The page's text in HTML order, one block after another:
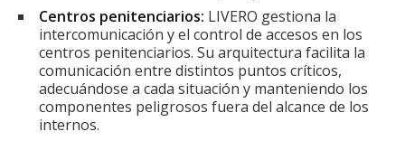
Centros penitenciarios: LIVERO gestiona la
intercomunicación y el control de accesos en los
centros penitenciarios. Su arquitectura facilita la
comunicación entre distintos puntos críticos,
adecuándose a cada situación y manteniendo los
componentes peligrosos fuera del alcance de los
internos.